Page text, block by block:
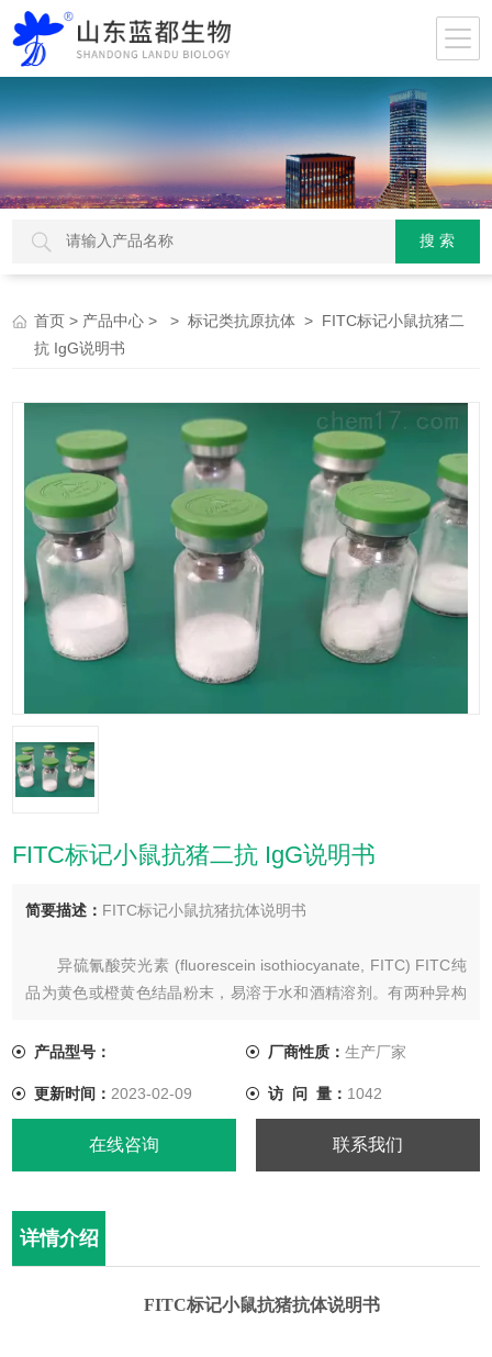
首页 > 产品中心 > >标记类抗原抗体 > FITC标记小鼠抗猪二
抗 IgG说明书
FITC标记小鼠抗猪二抗 IgG说明书
简要描述： FITC标记小鼠抗猪抗体说明书
异硫氰酸荧光素 (fluorescein isothiocyanate, FITC) FITC纯
品为黄色或橙黄色结晶粉末，易溶于水和酒精溶剂。有两种异构
良。FITC分子量为389.4，最大吸收光波长为490～495nm，最
产品型号： 厂商性质： 生产厂家
更新时间： 2023-02-09 访 问 量： 1042
在线咨询 联系我们
详情介绍
FITC标记小鼠抗猪抗体说明书